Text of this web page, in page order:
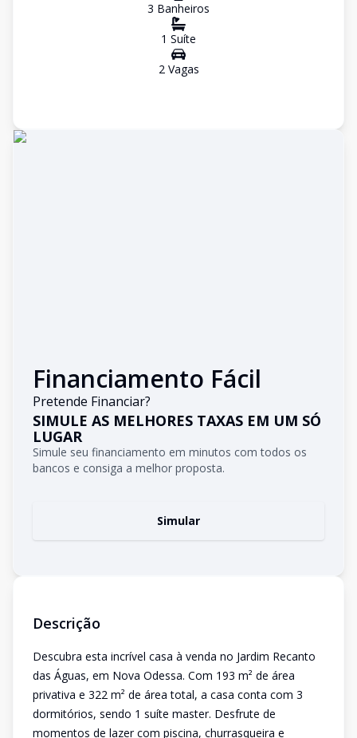
3 Banheiros
1 Suíte
2Vagas
Financiamento Fácil
Pretende Financiar?
SIMULE AS MELHORES TAXAS EM UM SÓ
LUGAR
Simule seu financiamento em minutos com todos os
bancos e consiga a melhor proposta.
Simular
Descrição
Descubra esta incrível casa à venda no Jardim Recanto
das Águas, em Nova Odessa. Com 193 m² de área
privativa e 322 m² de área total, a casa conta com 3
dormitórios, sendo 1 suíte master. Desfrute de
momentos de lazer com piscina, churrasqueira e